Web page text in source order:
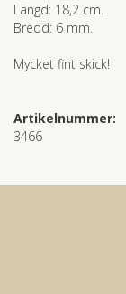
Längd: 18,2 cm.
Bredd: 6 mm.
Mycket fint skick!
Artikelnummer:
3466